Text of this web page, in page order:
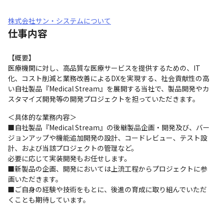
株式会社サン・システムについて
仕事内容
【概要】
医療機関に対し、高品質な医療サービスを提供するための、IT
化、コスト削減と業務改善によるDXを実現する、社会貢献性の高
い自社製品『Medical Stream』を展開する当社で、製品開発やカ
スタマイズ開発等の開発プロジェクトを担っていただきます。
＜具体的な業務内容＞
■自社製品『Medical Stream』の後継製品企画・開発及び、バー
ジョンアップや機能追加開発の設計、コードレビュー、テスト設
計、および当該プロジェクトの管理など。
必要に応じて実装開発もお任せします。
■新製品の企画、開発においては上流工程からプロジェクトに参
画いただきます。
■ご自身の経験や技術をもとに、後進の育成に取り組んでいただ
くことも期待しています。